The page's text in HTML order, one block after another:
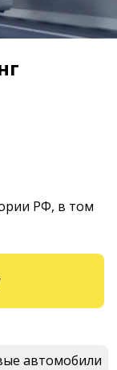
РФ, в том
автомобили